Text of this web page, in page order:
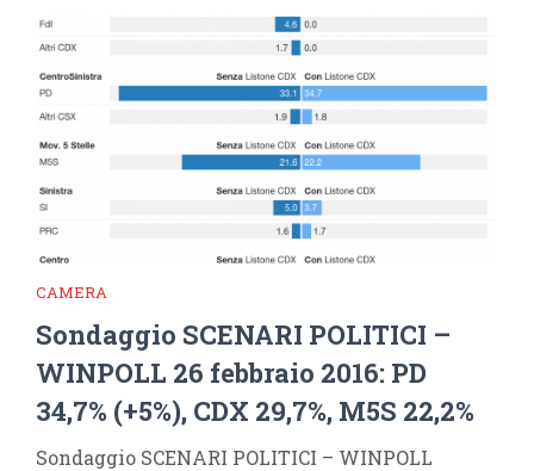
CAMERA
Sondaggio SCENARI POLITICI –
WINPOLL 26 febbraio 2016: PD
34,7% (+5%), CDX 29,7%, M5S 22,2%
Sondaggio SCENARI POLITICI – WINPOLL